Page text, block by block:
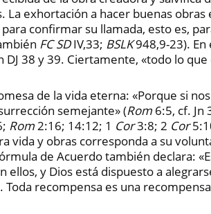
exhortación a hacer buenas obras
confirmar su llamada, esto es,
FC SDIV,33; BSLK948,9-23).
38 y 39. Ciertamente, «todo lo
de la vida eterna: «Porque si
semejante» (Rom 6:5, cf. Jn
Rom2:16; 14:12; 1 Cor3:8; 2 Cor
vida y obras corresponda a su
de Acuerdo también declara:
y Dios está dispuesto a
Toda recompensa es una